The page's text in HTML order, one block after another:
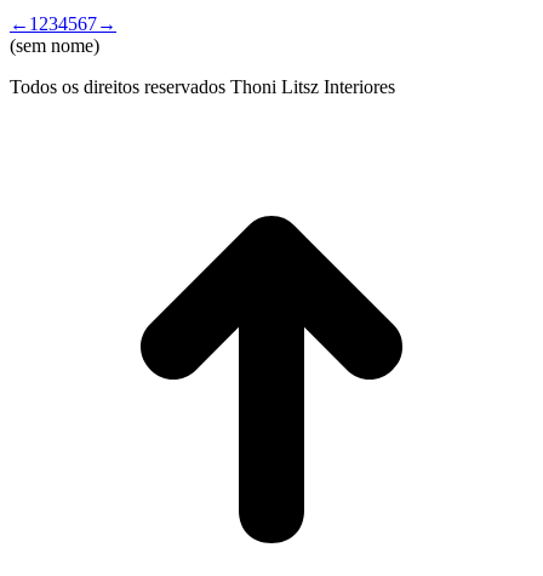
← 1 234567→
(sem nome)
Todos os direitos reservados Thoni Litsz Interiores